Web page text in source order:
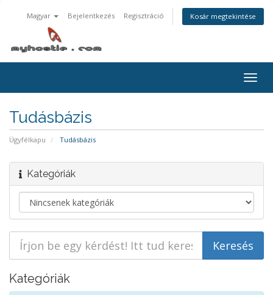
Magyar Bejelentkezés Regisztráció Kosár megtekintése
a
Tudásbázis
Ügyfélkapu Tudásbázis
Kategóriák
Kategóriák